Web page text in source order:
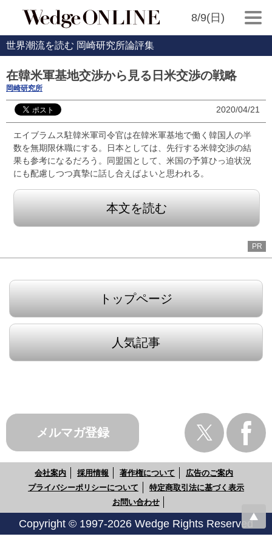
8/9(日)
世界潮流を読む 岡崎研究所論評集
在韓米軍基地交渉から見る日米交渉の戦略
岡崎研究所
2020/04/21
エイブラムス駐韓米軍司令官は在韓米軍基地で働く韓国人の半
数を無期限休職にする。日本としては、先行する米韓交渉の結
果も参考になるだろう。同盟国として、米国の予算ひっ迫状況
にも配慮しつつ真摯に話し合えばよいと思われる。
本文を読む
PR
トップページ
人気記事
メルマガ登録
会社案内 採用情報 著作権について
広告のご案内
プライバシーポリシーについて
特定商取引法に基づく表示
お問い合わせ
Copyright © 1997-2026 Wedge Rights Reserved